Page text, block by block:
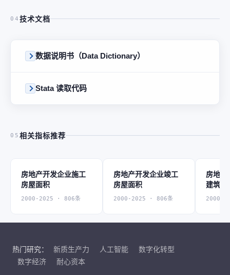
04 技术文档
数据说明书（Data Dictionary）
Stata 读取代码
05 相关指标推荐
房地产开发企业施工
房屋面积
2000-2025 · 806条
房地产开发企业竣工
房屋面积
2000-2025 · 806条
房地产
建筑面
2000-
热门研究： 新质生产力 人工智能
数字化转型
数字经济
耐心资本